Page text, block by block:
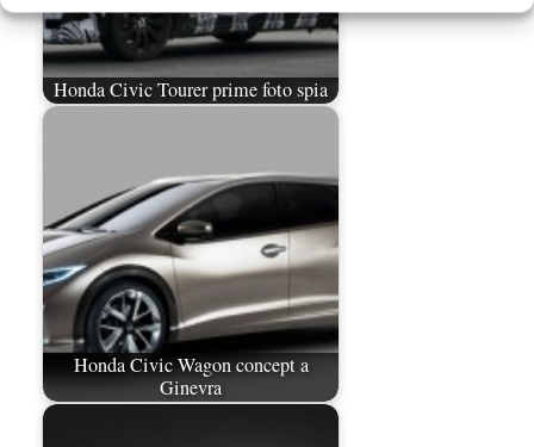
Honda Civic Tourer prime foto spia
Honda Civic Wagon concept a
Ginevra